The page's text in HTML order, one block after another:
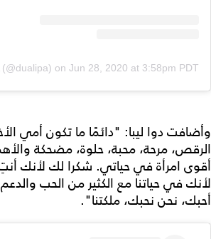
on Jun 28, 2020 at 3:58pm PDT
وأضافت دوا ليبا: "دائمًا ما تكون أمي
الرقص، مرحة، محبة، حلوة، مضحكة
أقوى امرأة في حياتي. شكرا لك لأنك
لأنك في حياتنا مع الكثير من الحب
أحبك، نحن نحبك، ملكتنا".